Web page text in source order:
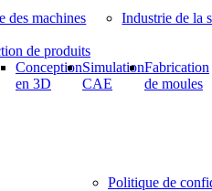
des machines Industrie de la
de produits
Conception
en 3D
Simulation
CAE
Fabrication
de moules
Politique de